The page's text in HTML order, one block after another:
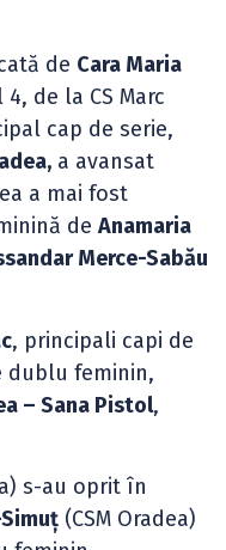
de Cara Maria
de la CS Marc
cap de serie,
a avansat
a mai fost
de Anamaria
Merce-Sabău
, principali capi de
dublu feminin,
– Sana Pistol,
s-au oprit în
(CSM Oradea)